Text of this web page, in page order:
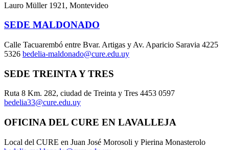
Lauro Müller 1921, Montevideo
SEDE MALDONADO
Calle Tacuarembó entre Bvar. Artigas y Av. Aparicio Saravia 4225
5326 bedelia-maldonado@cure.edu.uy
SEDE TREINTA Y TRES
Ruta 8 Km. 282, ciudad de Treinta y Tres 4453 0597
bedelia33@cure.edu.uy
OFICINA DEL CURE EN LAVALLEJA
Local del CURE en Juan José Morosoli y Pierina Monasterolo